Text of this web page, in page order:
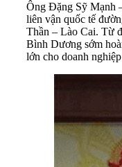
Ông Đặng Sỹ Mạnh
liên vận quốc tế
Thần – Lào Cai. Từ
Bình Dương sớm
lớn cho doanh